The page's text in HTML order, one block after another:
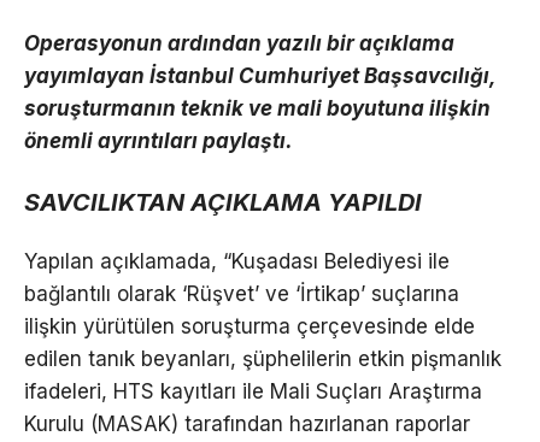
Operasyonun ardından yazılı bir açıklama
yayımlayan İstanbul Cumhuriyet Başsavcılığı,
soruşturmanın teknik ve mali boyutuna ilişkin
önemli ayrıntıları paylaştı.
SAVCILIKTAN AÇIKLAMA YAPILDI
Yapılan açıklamada, “Kuşadası Belediyesi ile
bağlantılı olarak ‘Rüşvet’ ve ‘İrtikap’ suçlarına
ilişkin yürütülen soruşturma çerçevesinde elde
edilen tanık beyanları, şüphelilerin etkin pişmanlık
ifadeleri, HTS kayıtları ile Mali Suçları Araştırma
Kurulu (MASAK) tarafından hazırlanan raporlar